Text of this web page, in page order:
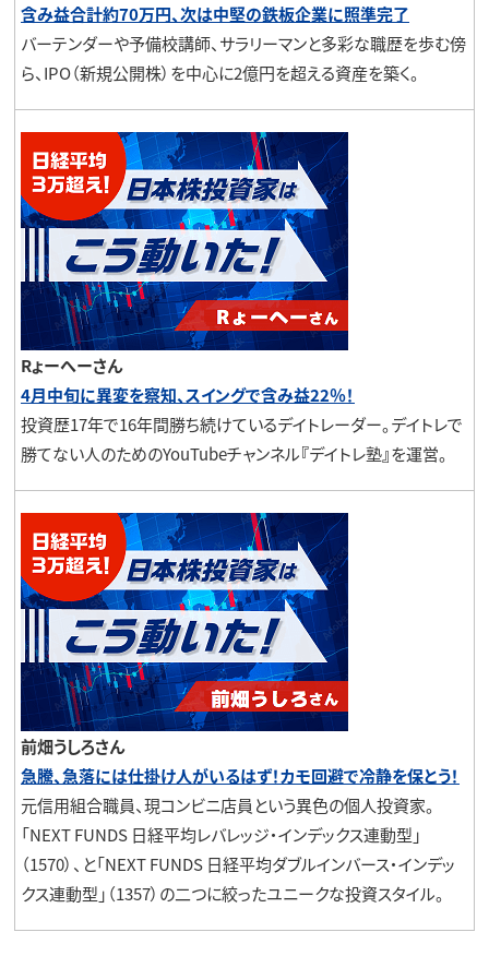
含み益合計約70万円、次は中堅の鉄板企業に照準完了
バーテンダーや予備校講師、サラリーマンと多彩な職歴を歩む傍
ら、IPO（新規公開株）を中心に2億円を超える資産を築く。
Rょーへーさん
4月中旬に異変を察知、スイングで含み益22％！
投資歴17年で16年間勝ち続けているデイトレーダー。デイトレで
勝てない人のためのYouTubeチャンネル『デイトレ塾』を運営。
前畑うしろさん
急騰、急落には仕掛け人がいるはず！カモ回避で冷静を保とう！
元信用組合職員、現コンビニ店員という異色の個人投資家。
「NEXT FUNDS 日経平均レバレッジ・インデックス連動型」
（1570）、と「NEXT FUNDS 日経平均ダブルインバース・インデッ
クス連動型」（1357）の二つに絞ったユニークな投資スタイル。